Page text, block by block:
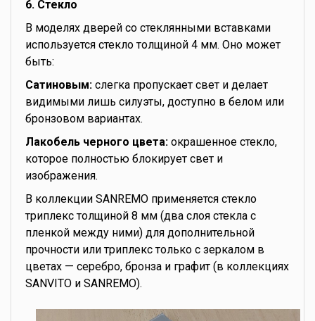
6. Стекло
В моделях дверей со стеклянными вставками
используется стекло толщиной 4 мм. Оно может
быть:
Сатиновым: слегка пропускает свет и делает
видимыми лишь силуэты, доступно в белом или
бронзовом вариантах.
Лакобель черного цвета: окрашенное стекло,
которое полностью блокирует свет и
изображения.
В коллекции SANREMO применяется стекло
триплекс толщиной 8 мм (два слоя стекла с
пленкой между ними) для дополнительной
прочности или триплекс только с зеркалом в
цветах — серебро, бронза и графит (в коллекциях
SANVITO и SANREMO).